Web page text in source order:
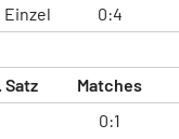
Einzel
0:4
Satz Matches
0:1